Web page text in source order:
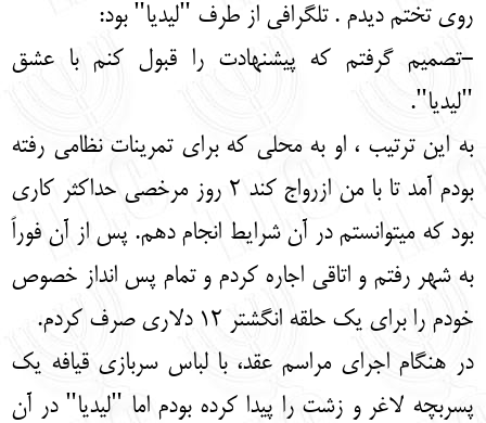
روی تختم دیدم . تلگرافی از طرف "لیدیا" بود:
-تصمیم گرفتم که پیشنهادت را قبول کنم با عشق
"لیدیا".
به این ترتیب ، او به محلی که برای تمرینات نظامی رفته
بودم آمد تا با من ازرواج کند 2 روز مرخصی حداکثر کاری
بود که میتوانستم در آن شرایط انجام دهم. پس از آن فوراً
به شهر رفتم و اتاقی اجاره کردم و تمام پس انداز خصوص
خودم را برای یک حلقه انگشتر 12 دلاری صرف کردم.
در هنگام اجرای مراسم عقد، با لباس سربازی قیافه یک
پسربچه لاغر و زشت را پیدا کرده بودم اما "لیدیا" در آن